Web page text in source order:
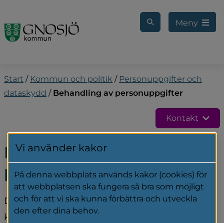
Meny
Start / Kommun och politik / Personuppgifter och
dataskydd / Behandling av personuppgifter
Kontakt
Behandling av
personuppgifter
Det är viktigt att du som är i kontakt med oss,
känner dig trygg och kan lita på att vi hanterar
Vi använder kakor
På denna webbplats används kakor (cookies) för
att webbplatsen ska fungera så bra som möjligt
och för att vi ska kunna förbättra och utveckla
den efter dina behov.